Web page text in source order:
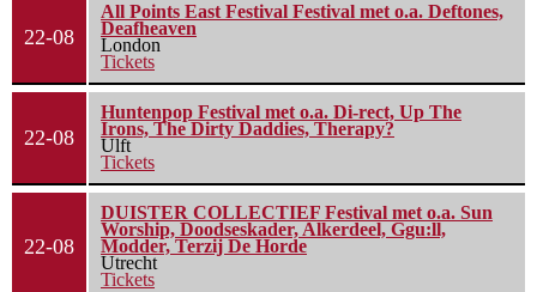
22-08
All Points East Festival Festival met o.a. Deftones,
Deafheaven
London
Tickets
22-08
Huntenpop Festival met o.a. Di-rect, Up The
Irons, The Dirty Daddies, Therapy?
Ulft
Tickets
22-08
DUISTER COLLECTIEF Festival met o.a. Sun
Worship, Doodseskader, Alkerdeel, Ggu:ll,
Modder, Terzij De Horde
Utrecht
Tickets